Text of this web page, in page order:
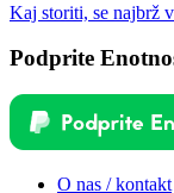
Kaj storiti, se najbrž
Podprite
O nas / kontakt